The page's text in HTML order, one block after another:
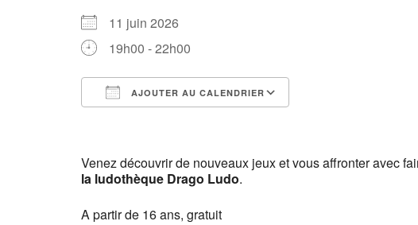
11 juin 2026
19h00 - 22h00
AJOUTER AU CALENDRIER
Venez découvrir de nouveaux jeux et vous affronter avec
la ludothèque Drago Ludo.
A partir de 16 ans, gratuit